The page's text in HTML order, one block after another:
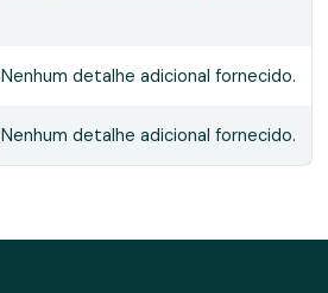
Nenhum detalhe adicional fornecido.
Nenhum detalhe adicional fornecido.